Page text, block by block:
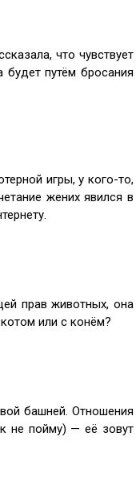
что чувствует
путём бросания
игры, у кого-то,
жених явился в
прав животных, она
или с конём?
башней. Отношения
не пойму) — её зовут